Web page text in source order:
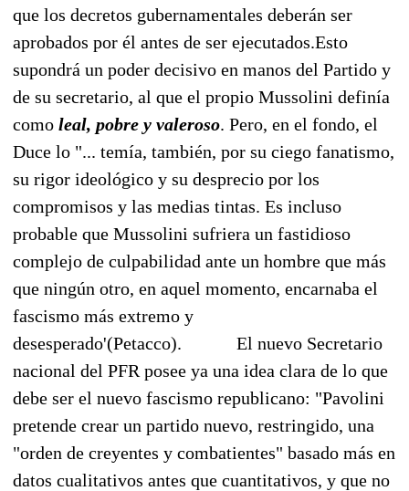
que los decretos gubernamentales deberán ser
aprobados por él antes de ser ejecutados.Esto
supondrá un poder decisivo en manos del Partido y
de su secretario, al que el propio Mussolini definía
como leal, pobre y valeroso. Pero, en el fondo, el
Duce lo "... temía, también, por su ciego fanatismo,
su rigor ideológico y su desprecio por los
compromisos y las medias tintas. Es incluso
probable que Mussolini sufriera un fastidioso
complejo de culpabilidad ante un hombre que más
que ningún otro, en aquel momento, encarnaba el
fascismo más extremo y
desesperado'(Petacco).
El nuevo Secretario
nacional del PFR posee ya una idea clara de lo que
debe ser el nuevo fascismo republicano: "Pavolini
pretende crear un partido nuevo, restringido, una
"orden de creyentes y combatientes" basado más en
datos cualitativos antes que cuantitativos, y que no